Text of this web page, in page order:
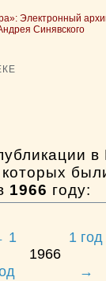
Электронный
Синявского
в
1966 году:
1
1966
1 год
→